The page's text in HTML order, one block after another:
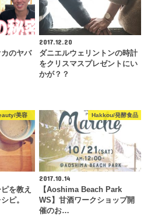
カのヤバ
2017.12.20
ダニエルウェリントンの時計
をクリスマスプレゼントにい
かが？？
美容
を教え
ピ。
Hakkou/発酵食品
2017.10.14
【Aoshima Beach Park
WS】甘酒ワークショップ開
催のお…